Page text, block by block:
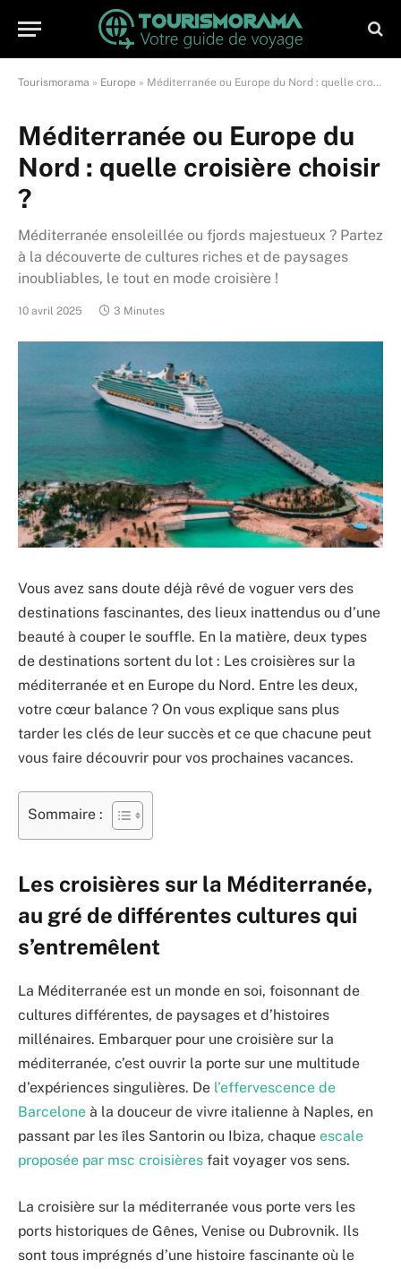
Tourismorama » Europe » Méditerranée ou Europe du Nord : quelle croisière choisir ?
Méditerranée ou Europe du
Nord : quelle croisière choisir
?
Méditerranée ensoleillée ou fjords majestueux ? Partez
à la découverte de cultures riches et de paysages
inoubliables, le tout en mode croisière !
10 avril 2025 3 Minutes
Vous avez sans doute déjà rêvé de voguer vers des
destinations fascinantes, des lieux inattendus ou d’une
beauté à couper le souffle. En la matière, deux types
de destinations sortent du lot : Les croisières sur la
méditerranée et en Europe du Nord. Entre les deux,
votre cœur balance ? On vous explique sans plus
tarder les clés de leur succès et ce que chacune peut
vous faire découvrir pour vos prochaines vacances.
Sommaire :
Les croisières sur la Méditerranée,
au gré de différentes cultures qui
s’entremêlent
La Méditerranée est un monde en soi, foisonnant de
cultures différentes, de paysages et d’histoires
millénaires. Embarquer pour une croisière sur la
méditerranée, c’est ouvrir la porte sur une multitude
d’expériences singulières. De l’effervescence de
Barcelone à la douceur de vivre italienne à Naples, en
passant par les îles Santorin ou Ibiza, chaque escale
proposée par msc croisières fait voyager vos sens.
La croisière sur la méditerranée vous porte vers les
ports historiques de Gênes, Venise ou Dubrovnik. Ils
sont tous imprégnés d’une histoire fascinante où le